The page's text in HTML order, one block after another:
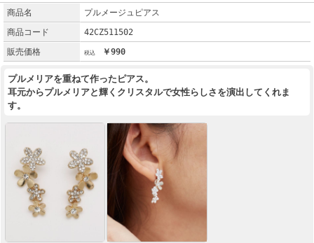
商品名
プルメージュピアス
商品コード
42CZ511502
販売価格
￥990
プルメリアを重ねて作ったピアス。
耳元からプルメリアと輝くクリスタルで女性らしさを演出してくれま
す。